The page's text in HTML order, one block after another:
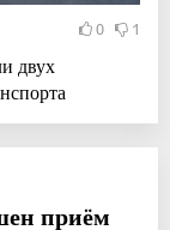
0 1
двух
приём